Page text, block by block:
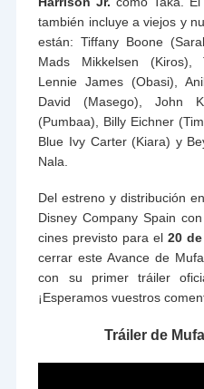
también incluye a viejos y
están: Tiffany Boone
Mads Mikkelsen (Kiros),
Lennie James (Obasi),
David (Masego), John
(Pumbaa), Billy Eichner
Blue Ivy Carter (Kiara) y
Nala.
Del estreno y distribución
Disney Company Spain
cines previsto para el20
cerrar este Avance de
con su primer tráiler
¡Esperamos vuestros
Tráiler de